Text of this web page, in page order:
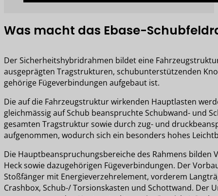
Was macht das Ebase-
Der Sicherheitshybridrahmen bildet eine
ausgeprägten Tragstrukturen, schubunterstützenden
gehörige Fügeverbindungen aufgebaut ist.
Die auf die Fahrzeugstruktur wirkenden Hauptlasten
gleichmässig auf Schub beanspruchte Schubwand- und
gesamten Tragstruktur sowie durch zug- und
aufgenommen, wodurch sich ein besonders hohes
Die Hauptbeanspruchungsbereiche des Rahmens bilden
Heck sowie dazugehörigen Fügeverbindungen. Der
Stoßfänger mit Energieverzehrelement, vorderem
Crashbox, Schub-/ Torsionskasten und Schottwand. Der